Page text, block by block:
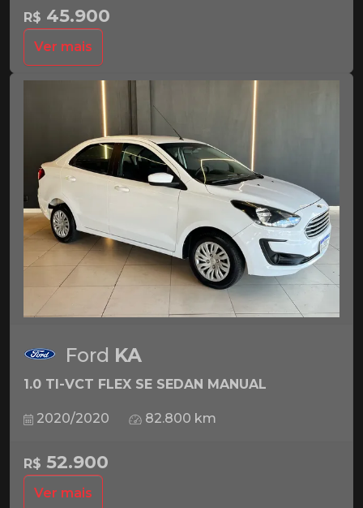
R$ 45.900
Ver mais
Ford KA
1.0 TI-VCT FLEX SE SEDAN MANUAL
2020/2020 82.800 km
R$ 52.900
Ver mais